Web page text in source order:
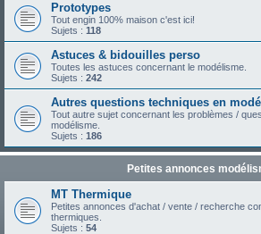
Prototypes
Tout engin 100% maison c'est ici!
Sujets : 118
Astuces & bidouilles perso
Toutes les astuces concernant le modélisme.
Sujets : 242
Autres questions techniques en
Tout autre sujet concernant les problèmes /
modélisme.
Sujets : 186
Petites annonces
MT Thermique
Petites annonces d'achat / vente / recherche
thermiques.
Sujets : 54